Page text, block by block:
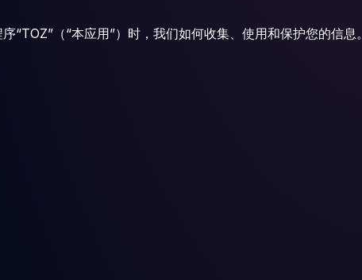
（“本应用”）时，我们如何收集、使用和保护您的信息。